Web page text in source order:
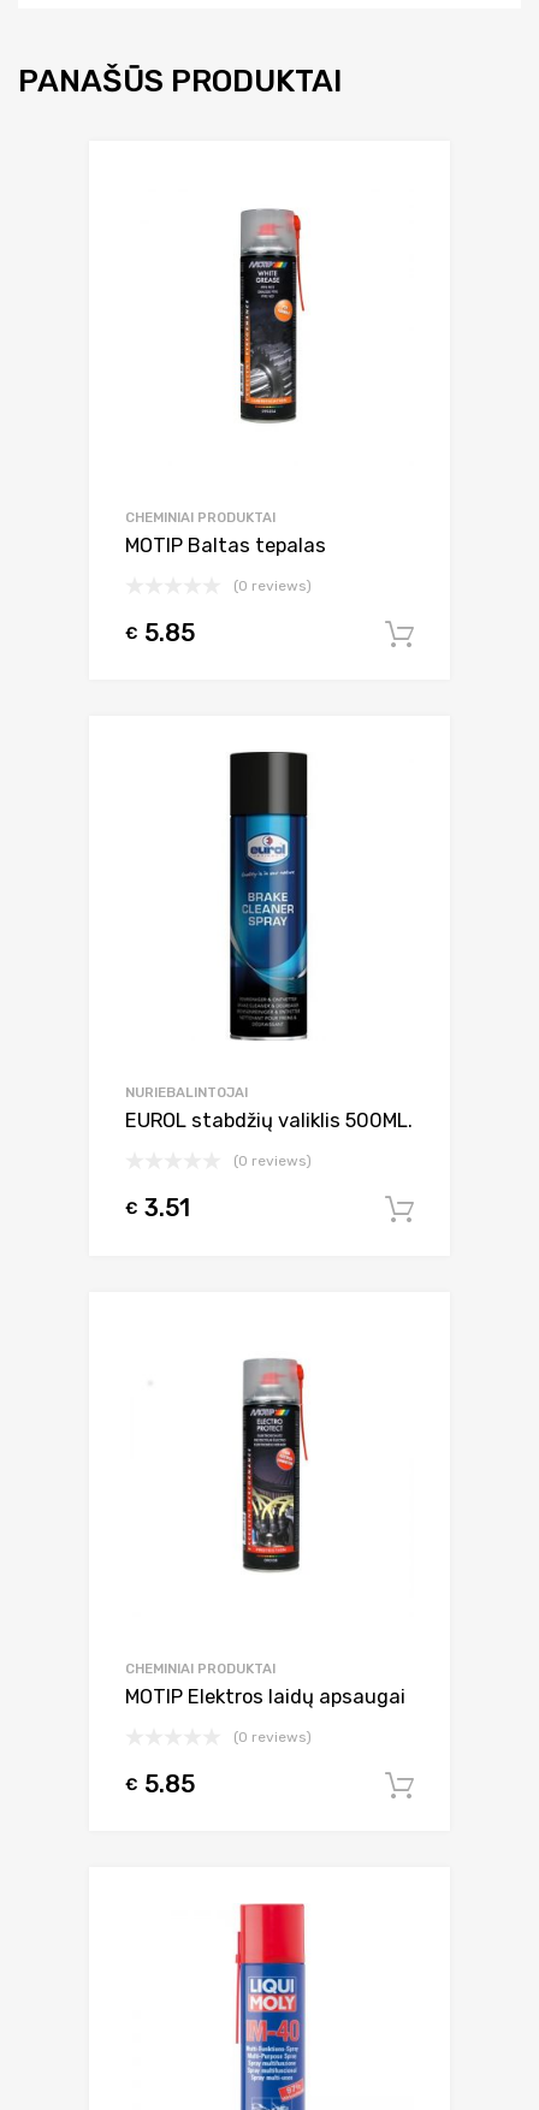
PANAŠŪS PRODUKTAI
CHEMINIAI PRODUKTAI
MOTIP Baltas tepalas
(0 reviews)
€ 5.85
NURIEBALINTOJAI
EUROL stabdžių valiklis 500ML.
(0 reviews)
€ 3.51
CHEMINIAI PRODUKTAI
MOTIP Elektros laidų apsaugai
(0 reviews)
€ 5.85